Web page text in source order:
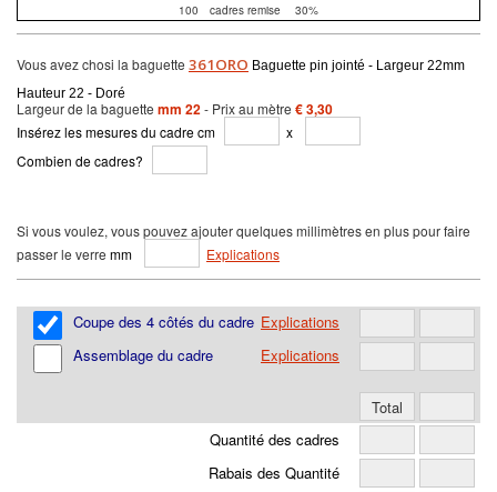
100
cadres remise 30%
Vous avez chosi la baguette 361ORO Baguette pin jointé - Largeur 22mm
Hauteur 22 - Doré
Largeur de la baguette mm 22- Prix au mètre € 3,30
Insérez les mesures du cadre cm
x
Combien de cadres?
Si vous voulez, vous pouvez ajouter quelques millimètres en plus pour faire
passer le verre mm Explications
Coupe des 4 côtés du cadre Explications
Assemblage du cadre
Explications
Quantité des cadres
Rabais des Quantité